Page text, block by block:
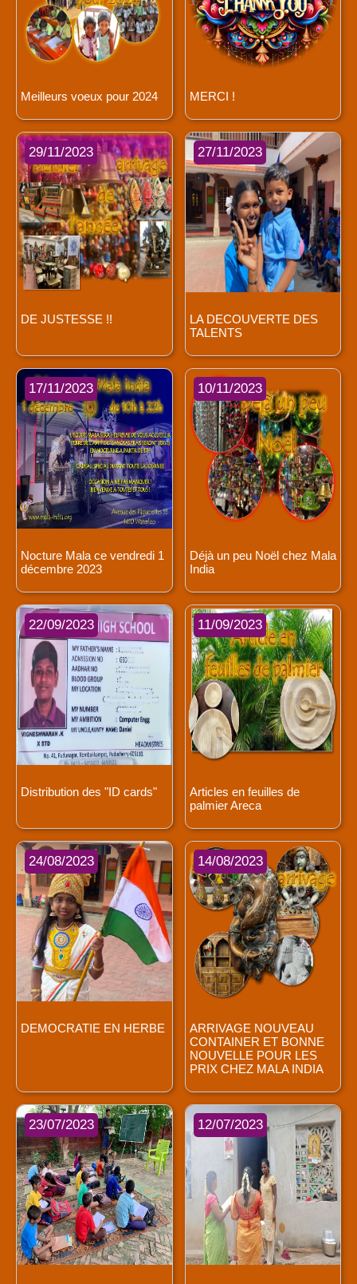
Meilleurs voeux pour 2024 MERCI !
29/11/2023
DE JUSTESSE !!
27/11/2023
LA DECOUVERTE DES
TALENTS
17/11/2023
Nocture Mala ce vendredi 1
décembre 2023
10/11/2023
Déjà un peu Noël chez Mala
India
22/09/2023
Distribution des "ID cards"
11/09/2023
Articles en feuilles de
palmier Areca
24/08/2023
DEMOCRATIE EN HERBE
14/08/2023
ARRIVAGE NOUVEAU
CONTAINER ET BONNE
NOUVELLE POUR LES
PRIX CHEZ MALA INDIA
23/07/2023 12/07/2023